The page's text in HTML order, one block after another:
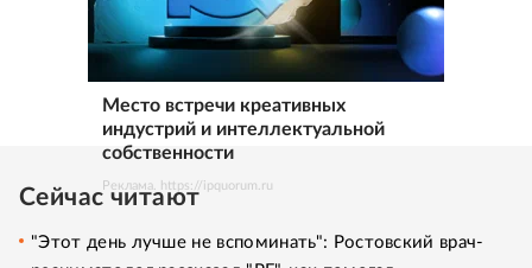
Место встречи креативных
индустрий и интеллектуальной
собственности
Реклама. https://ipquorum.ru
Сейчас читают
"Этот день лучше не вспоминать": Ростовский врач-